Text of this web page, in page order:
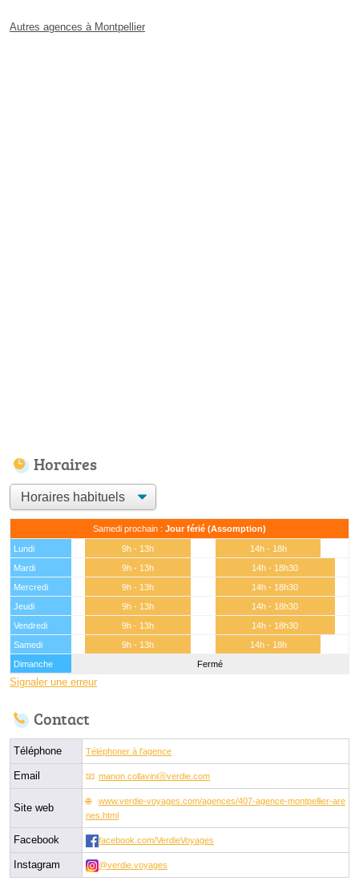
Autres agences à Montpellier
Horaires
Samedi prochain : Jour férié (Assomption)
Lundi 9h - 13h
14h - 18h
Mardi
9h - 13h
14h - 18h30
Mercredi
9h - 13h
14h - 18h30
Jeudi
9h - 13h
14h - 18h30
Vendredi
9h - 13h
14h - 18h30
Samedi
9h - 13h
14h - 18h
Dimanche
Fermé
Signaler une erreur
Contact
Téléphone Téléphoner à l'agence
Email manon.collaviniⓐverdie.com
Site web
www.verdie-voyages.com/agences/407-agence-montpellier-are
nes.html
Facebook facebook.com/VerdieVoyages
Instagram @verdie.voyages